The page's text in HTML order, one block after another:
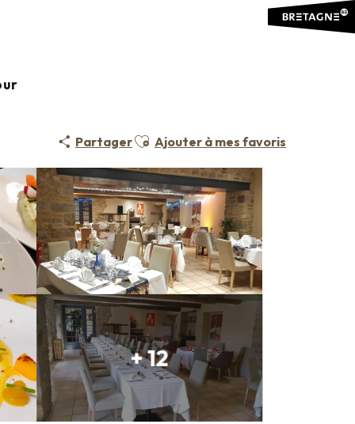
PartagerAjouter aux favoris
Ajouter à mes favoris
+ 12